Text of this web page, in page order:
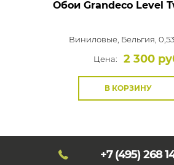
Обои Grandeco Level
Виниловые, Бельгия,
Цена:
2 300
В КОРЗИНУ
+7 (495) 268